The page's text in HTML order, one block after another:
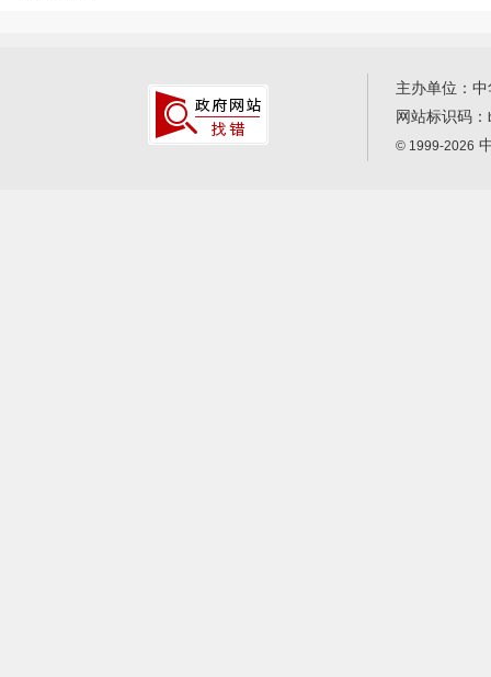
主办单位：
网站标识码：
© 1999-2026